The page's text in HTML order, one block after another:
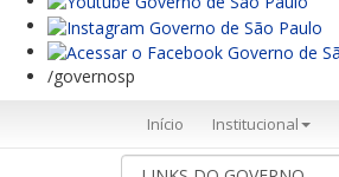
/governosp
Início Institucional